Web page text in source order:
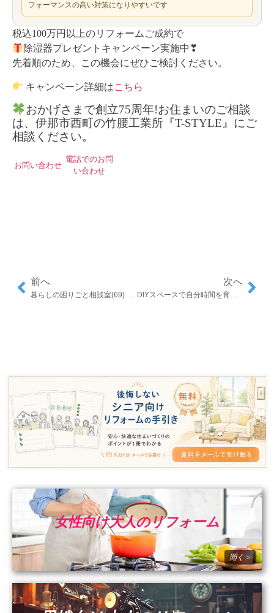
フォーマンスの高い対策になりやすいです
税込100万円以上のリフォームご成約で
除湿器プレゼントキャンペーン実施中❣
先着順のため、この機会にぜひご検討ください。
キャンペーン詳細はこちら
おかげさまで創立75周年!お住まいのご相談
は、伊那市西町の竹腰工業所『T-STYLE』にご
相談ください。
お問い合わせ
電話でのお問
い合わせ
前へ
暮らしの困りごと相談室(69) 梅雨前に見直したい湿気対策事例5選
次へ
DIYスペースで自分時間を育てる：定年後の趣味の部屋
女性向け大人のリフォーム